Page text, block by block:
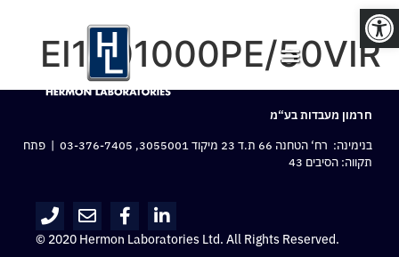
פתח סרגל נגישות
EI1201000PE/50VIR
חרמון מעבדות בע“מ
בנימינה: רח‘ הטחנה 66 ת.ד 23 מיקוד 3055001,
03-376-7405 | פתח
תקווה: הסיבים 43
© 2020 Hermon Laboratories Ltd. All Rights Reserved.